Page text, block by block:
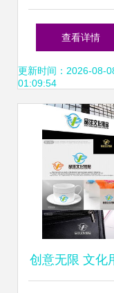
势与注意事项
查看详情
更新时间：2026-08-
01:09:54
创意无限 文化